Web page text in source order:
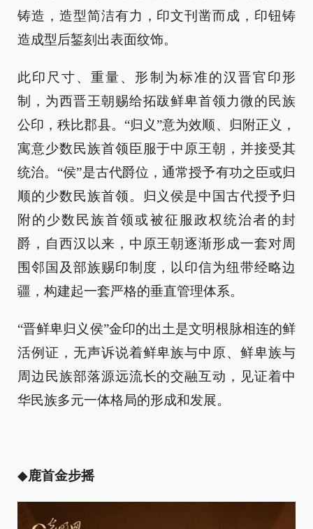
铸造，造型简洁有力，印文刊凿而成，印钮铸
造成型后錾刻出表面纹饰。
此印尺寸、重量、形制为标准的汉晋官印形
制，为西晋王朝赐给拓跋鲜卑首领力微的民族
公印，秩比郡县。“归义”意为效顺、归附正义，
寓意少数民族首领臣服于中原王朝，并接受其
统治。“侯”是古代爵位，通常授予有功之臣或归
顺的少数民族首领。归义侯是中国古代授予归
附的少数民族首领或被征服政权统治者的封
爵，自西汉以来，中原王朝逐渐形成一套对周
围邻国及部族赐印制度，以印信为纽带经略边
疆，构建起一套严格的垂直管理体系。
“晋鲜卑归义侯”金印的出土是文明根脉相连的鲜
活例证，无声诉说着鲜卑族与中原、鲜卑族与
周边民族部落源远流长的交融互动，见证着中
华民族多元一体格局的形成和发展。
◆鹿首金步摇